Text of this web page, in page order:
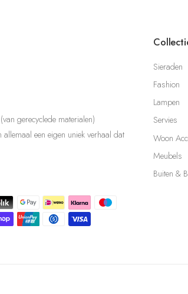
gerecyclede materialen)
een eigen uniek verhaal dat
Sieraden
Fashion
Lampen
Servies
Woon
Meubels
Buiten &